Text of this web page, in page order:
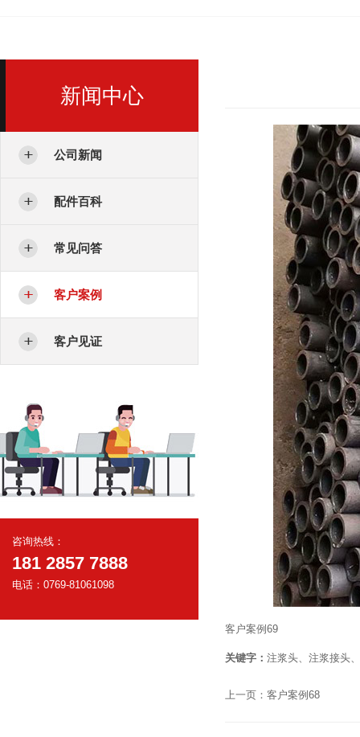
新闻中心
公司新闻
配件百科
常见问答
客户案例
客户见证
咨询热线：
181 2857 7888
电话：0769-81061098
客户案例69
关键字： 注浆头、注浆接头
上一页： 客户案例68